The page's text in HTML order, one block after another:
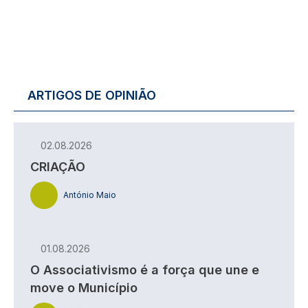
ARTIGOS DE OPINIÃO
02.08.2026
CRIAÇÃO
António Maio
01.08.2026
O Associativismo é a força que une e
move o Município